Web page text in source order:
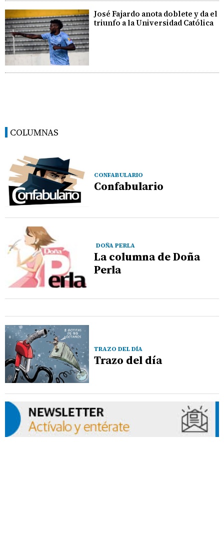
José Fajardo anota doblete y da el
triunfo a la Universidad Católica
COLUMNAS
CONFABULARIO
Confabulario
DOÑA PERLA
La columna de Doña
Perla
TRAZO DEL DÍA
Trazo del día